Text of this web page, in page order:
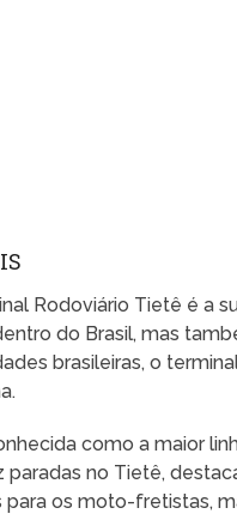
Rodoviário Tietê é a
do Brasil, mas
brasileiras, o
como a maior
paradas no Tietê,
os moto-fretistas,